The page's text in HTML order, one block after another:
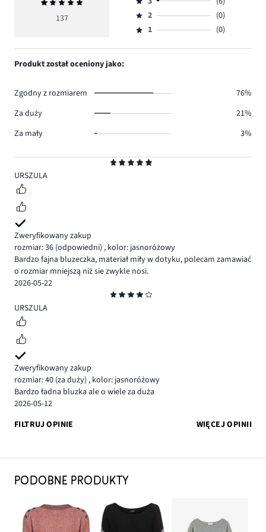
5
URSZULA
Zweryfikowany zakup
rozmiar: 36 (odpowiedni) , kolor: jasnoróżowy
Bardzo fajna bluzeczka, materiał miły w dotyku, polecam zamawiać
o rozmiar mniejszą niż sie zwykle nosi.
2026-05-22
4
URSZULA
Zweryfikowany zakup
rozmiar: 40 (za duży) , kolor: jasnoróżowy
Bardzo ładna bluzka ale o wiele za duża
2026-05-12
FILTRUJ OPINIE
WIĘCEJ OPINII
Średnia
ocena
137
głosów
120.
4,
ilość
głosów
Ocena
3,
ilość
Ocena
2,
2
(0)
Ocena
1,
1 (0)
Produkt został oceniony jako:
Zgodny z rozmiarem
76%
Za duży
21%
Za mały
3%
PODOBNE PRODUKTY